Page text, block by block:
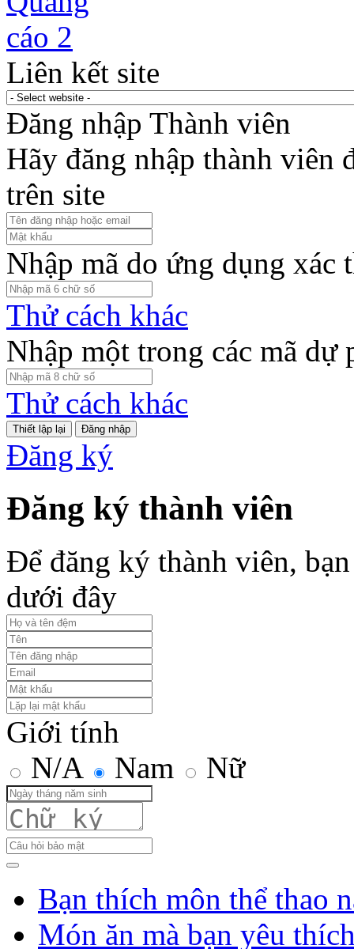
Liên kết site
Đăng nhập Thành viên
Hãy đăng nhập thành viên
trên site
Nhập mã do ứng dụng xác
Thử cách khác
Nhập một trong các mã dự
Thử cách khác
Đăng nhập
Đăng ký
Đăng ký thành viên
Để đăng ký thành viên,
dưới đây
Giới tính
N/A
Nam Nữ
Bạn thích môn thể thao
Món ăn mà bạn yêu